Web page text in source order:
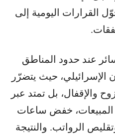
القرارات اليومية إلى
عند حدود المناطق
الإسرائيلي، حيث يتضرّر
والإقفال، بل تمتد عبر
المبيعات، خفض ساعات
الرواتب. والنتيجة